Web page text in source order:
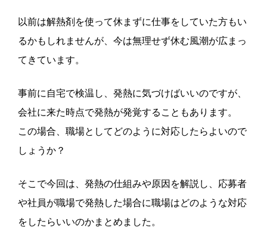
以前は解熱剤を使って休まずに仕事をしていた方もい
るかもしれませんが、今は無理せず休む風潮が広まっ
てきています。
事前に自宅で検温し、発熱に気づけばいいのですが、
会社に来た時点で発熱が発覚することもあります。
この場合、職場としてどのように対応したらよいので
しょうか？
そこで今回は、発熱の仕組みや原因を解説し、応募者
や社員が職場で発熱した場合に職場はどのような対応
をしたらいいのかまとめました。